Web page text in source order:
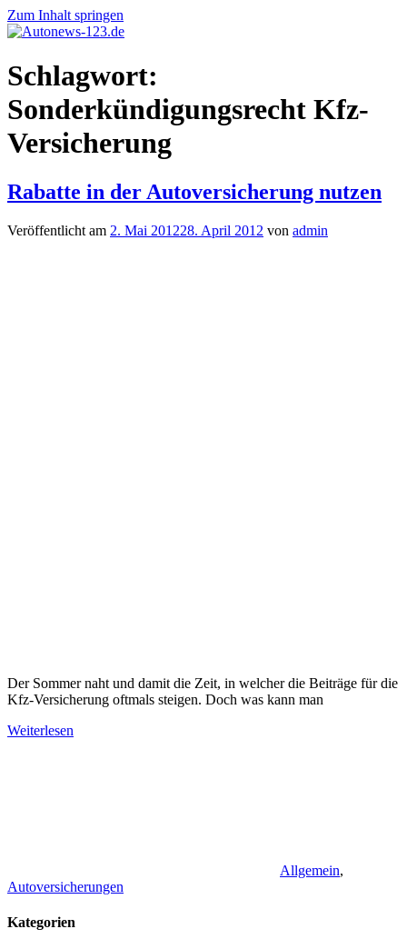
Zum Inhalt springen
Autonews-
123.de
Autonews
mit
Schlagwort:
Sonderkündigungsrecht Kfz-
Versicherung
Rabatte in der Autoversicherung nutzen
Veröffentlicht am 2. Mai 201228. April 2012 von admin
Der Sommer naht und damit die Zeit, in welcher die Beiträge für die
Kfz-Versicherung oftmals steigen. Doch was kann man
Weiterlesen
Allgemein,
Autoversicherungen
Kategorien